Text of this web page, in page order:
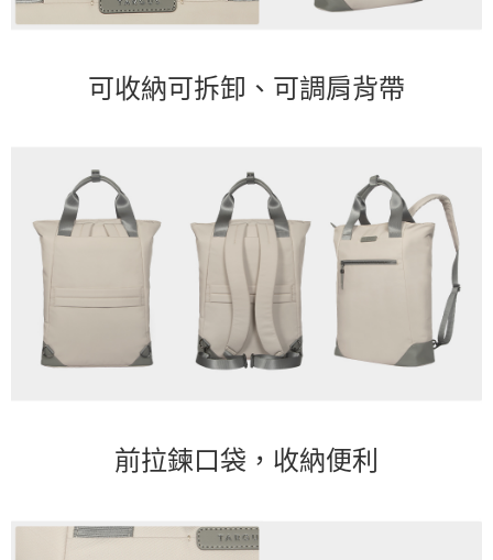
可收納可拆卸、可調肩背帶
前拉鍊口袋，收納便利